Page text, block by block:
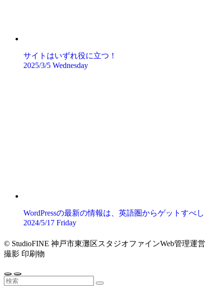
サイトはいずれ役に立つ！
2025/3/5 Wednesday
WordPressの最新の情報は、英語圏からゲットすべし
2024/5/17 Friday
© StudioFINE 神戸市東灘区スタジオファインWeb管理運営
撮影 印刷物